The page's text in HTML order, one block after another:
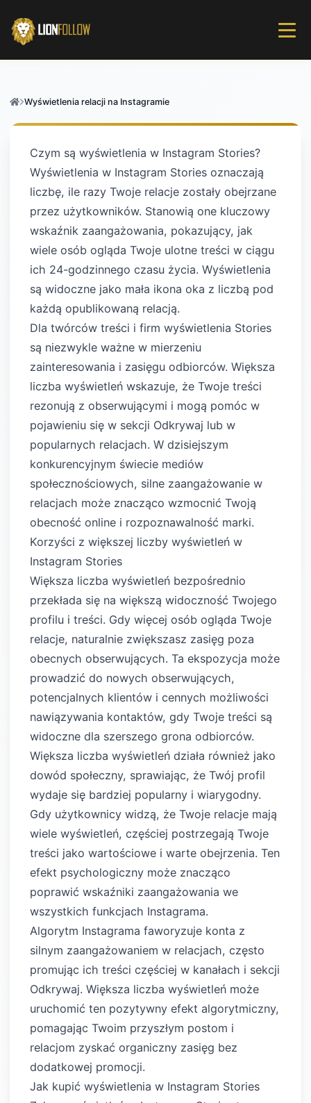
Wyświetlenia relacji na Instagramie
Czym są wyświetlenia w Instagram Stories?
Wyświetlenia w Instagram Stories oznaczają
liczbę, ile razy Twoje relacje zostały obejrzane
przez użytkowników. Stanowią one kluczowy
wskaźnik zaangażowania, pokazujący, jak
wiele osób ogląda Twoje ulotne treści w ciągu
ich 24-godzinnego czasu życia. Wyświetlenia
są widoczne jako mała ikona oka z liczbą pod
każdą opublikowaną relacją.
Dla twórców treści i firm wyświetlenia Stories
są niezwykle ważne w mierzeniu
zainteresowania i zasięgu odbiorców. Większa
liczba wyświetleń wskazuje, że Twoje treści
rezonują z obserwującymi i mogą pomóc w
pojawieniu się w sekcji Odkrywaj lub w
popularnych relacjach. W dzisiejszym
konkurencyjnym świecie mediów
społecznościowych, silne zaangażowanie w
relacjach może znacząco wzmocnić Twoją
obecność online i rozpoznawalność marki.
Korzyści z większej liczby wyświetleń w
Instagram Stories
Większa liczba wyświetleń bezpośrednio
przekłada się na większą widoczność Twojego
profilu i treści. Gdy więcej osób ogląda Twoje
relacje, naturalnie zwiększasz zasięg poza
obecnych obserwujących. Ta ekspozycja może
prowadzić do nowych obserwujących,
potencjalnych klientów i cennych możliwości
nawiązywania kontaktów, gdy Twoje treści są
widoczne dla szerszego grona odbiorców.
Większa liczba wyświetleń działa również jako
dowód społeczny, sprawiając, że Twój profil
wydaje się bardziej popularny i wiarygodny.
Gdy użytkownicy widzą, że Twoje relacje mają
wiele wyświetleń, częściej postrzegają Twoje
treści jako wartościowe i warte obejrzenia. Ten
efekt psychologiczny może znacząco
poprawić wskaźniki zaangażowania we
wszystkich funkcjach Instagrama.
Algorytm Instagrama faworyzuje konta z
silnym zaangażowaniem w relacjach, często
promując ich treści częściej w kanałach i sekcji
Odkrywaj. Większa liczba wyświetleń może
uruchomić ten pozytywny efekt algorytmiczny,
pomagając Twoim przyszłym postom i
relacjom zyskać organiczny zasięg bez
dodatkowej promocji.
Jak kupić wyświetlenia w Instagram Stories